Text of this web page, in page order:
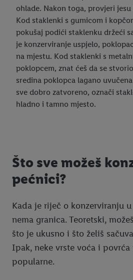
ohlade. Nakon toga, provjeri
Kod staklenki s gumicom i
pokušaj podići staklenku držeći
je konzerviranje uspjelo,
na mjestu. Kod staklenki s
poklopcem, znat ćeš da se
sredina poklopca lagano
sve dobro zatvoreno, označi
hladno i tamno mjesto.
Što sve možeš
pećnici?
Kada je riječ o konzerviranju
nema granica. Teoretski,
što je ukusno i što želiš
Ipak, neke vrste voća i povrća
popularne.